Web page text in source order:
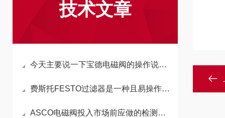
技术文章
今天主要说一下宝德电磁阀的操作说明如下
费斯托FESTO过滤器是一种且易操作的全自动过滤装置
ASCO电磁阀投入市场前应做的检测工作